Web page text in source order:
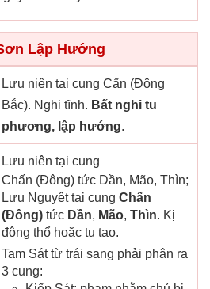
Lập Hướng
Lưu niên tại cung Cấn (Đông
Bắc). Nghi tĩnh. Bất nghi tu
phương, lập hướng.
Lưu niên tại cung
Chấn (Đông) tức Dần, Mão, Thìn;
Lưu Nguyệt tại cung Chấn
(Đông) tức Dần, Mão, Thìn. Kị
động thổ hoặc tu tạo.
Tam Sát từ trái sang phải phân ra
3 cung: